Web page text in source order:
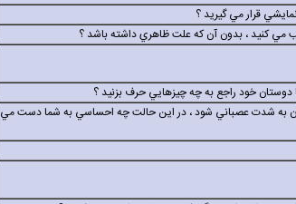
به شدت عصباني شود ، در اين حالت چه احساسي به شما دست مي